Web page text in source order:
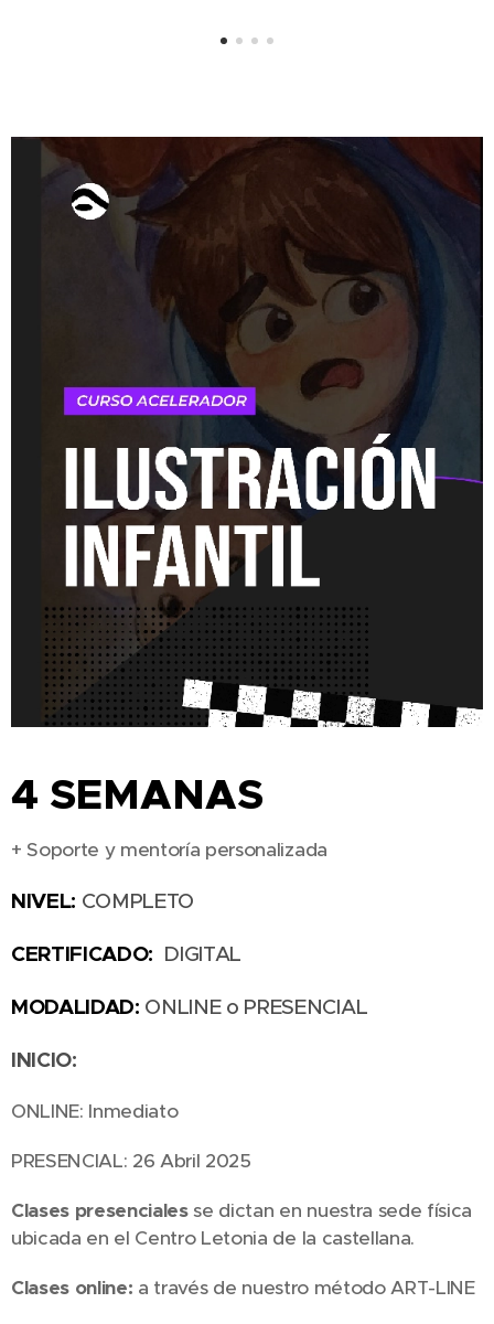
4 SEMANAS
+ Soporte y mentoría personalizada
NIVEL: COMPLETO
CERTIFICADO: DIGITAL
MODALIDAD: ONLINE o PRESENCIAL
INICIO:
ONLINE: Inmediato
PRESENCIAL: 26 Abril 2025
Clases presencialesse dictan en nuestra sede física
ubicada en el Centro Letonia de la castellana.
Clases online: a través de nuestro método ART-LINE